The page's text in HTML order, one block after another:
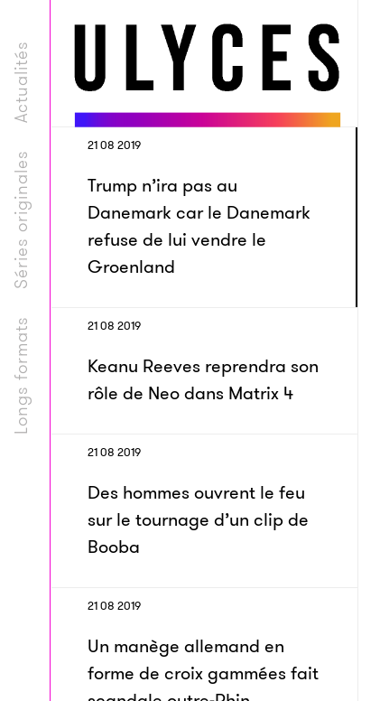
Longs formats
Séries originales
Actualités
21 08 2019
Trump n’ira pas au
Danemark car le Danemark
refuse de lui vendre le
Groenland
21 08 2019
Keanu Reeves reprendra son
rôle de Neo dans Matrix 4
21 08 2019
Des hommes ouvrent le feu
sur le tournage d’un clip de
Booba
21 08 2019
Un manège allemand en
forme de croix gammées fait